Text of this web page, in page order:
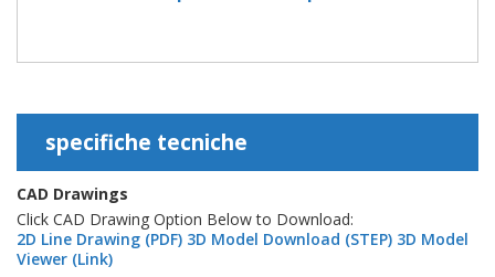
specifiche tecniche
CAD Drawings
Click CAD Drawing Option Below to Download:
2D Line Drawing (PDF) 3D Model Download (STEP) 3D Model
Viewer (Link)